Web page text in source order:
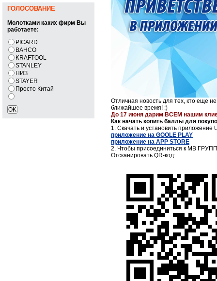
ГОЛОСОВАНИЕ
Молотками каких фирм Вы
работаете:
PICARD
BAHCO
KRAFTOOL
STANLEY
НИЗ
STAYER
Просто Китай
Отличная новость для тех, кто еще
ближайшее время! :)
До 17 июня дарим ВСЕМ нашим
Как начать копить баллы для
1. Скачать и установить приложение
приложение на GOOLE PLAY
приложение на APP STORE
2. Чтобы присоединиться к МВ
Отсканировать QR-код: